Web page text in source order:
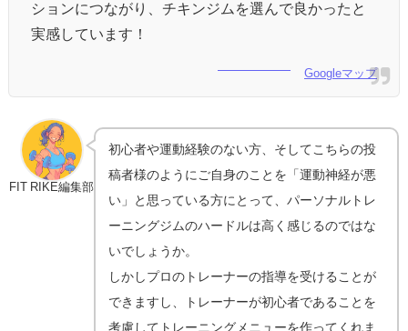
ションにつながり、チキンジムを選んで良かったと
実感しています！
Googleマップ
FIT RIKE編集部
初心者や運動経験のない方、そしてこちらの投
稿者様のようにご自身のことを「運動神経が悪
い」と思っている方にとって、パーソナルトレ
ーニングジムのハードルは高く感じるのではな
いでしょうか。
しかしプロのトレーナーの指導を受けることが
できますし、トレーナーが初心者であることを
考慮してトレーニングメニューを作ってくれま